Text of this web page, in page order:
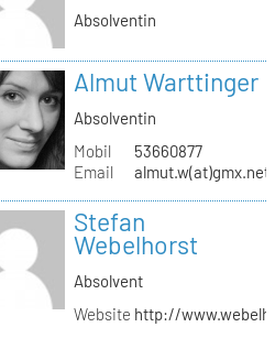
Absolventin
Almut Warttinger
Absolventin
Mobil
53660877
Email
almut.w(at)gmx.net
Stefan
Webelhorst
Absolvent
Website http://